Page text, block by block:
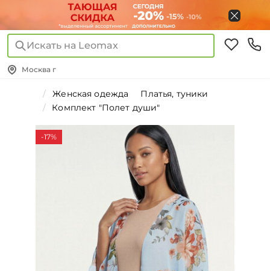
Искать на Leomax
Москва г
Женская одежда
Платья, туники
Комплект "Полет души"
-17%